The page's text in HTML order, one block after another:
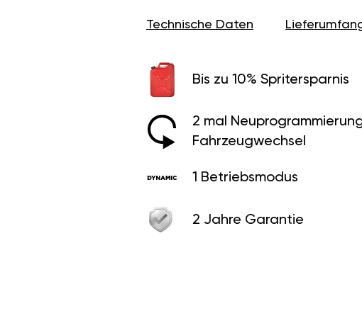
Technische Daten
Bis zu 10% Spritersparnis
2 mal
Fahrzeugwechsel
1 Betriebsmodus
2 Jahre Garantie